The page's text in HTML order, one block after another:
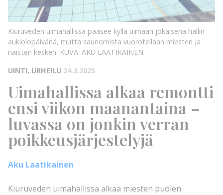
KUVA:
KUVA: AKU
LAATIKAINEN
Kiuruveden uimahallissa pääsee kyllä uimaan jokaisena hallin
aukiolopäivänä, mutta saunomista vuorotellaan miesten ja
naisten kesken. KUVA: AKU LAATIKAINEN
UINTI, URHEILU 24.3.2025
Uimahallissa alkaa remontti
ensi viikon maanantaina –
luvassa on jonkin verran
poikkeusjärjestelyjä
Aku Laatikainen
Kiuruveden uimahallissa alkaa miesten puolen